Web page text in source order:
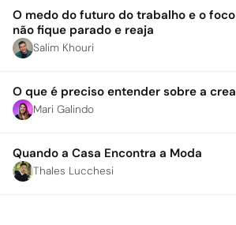
O medo do futuro do trabalho e o
não fique parado e reaja
Salim Khouri
O que é preciso entender sobre a
Mari Galindo
Quando a Casa Encontra a Moda
Thales Lucchesi